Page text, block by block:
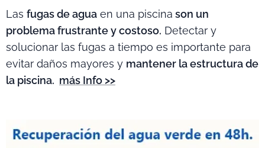
Las fugas de agua en una piscina son un
problema frustrante y costoso. Detectar y
solucionar las fugas a tiempo es importante para
evitar daños mayores y mantener la estructura de
la piscina. más Info >>